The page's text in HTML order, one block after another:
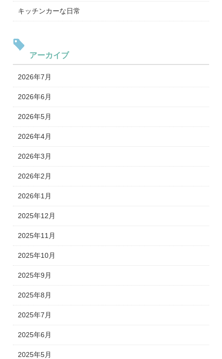
キッチンカーな日常
アーカイブ
2026年7月
2026年6月
2026年5月
2026年4月
2026年3月
2026年2月
2026年1月
2025年12月
2025年11月
2025年10月
2025年9月
2025年8月
2025年7月
2025年6月
2025年5月